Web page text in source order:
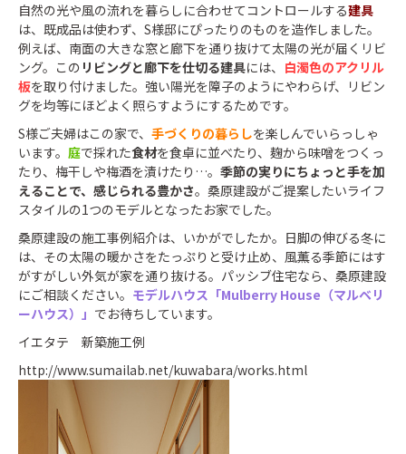
自然の光や風の流れを暮らしに合わせてコントロールする建具
は、既成品は使わず、S様邸にぴったりのものを造作しました。
例えば、南面の大きな窓と廊下を通り抜けて太陽の光が届くリビ
ング。この リビングと廊下を仕切る建具には、 白濁色のアクリル
板を取り付けました。強い陽光を障子のようにやわらげ、リビン
グを均等にほどよく照らすようにするためです。
S様ご夫婦はこの家で、 手づくりの暮らしを楽しんでいらっしゃ
います。 庭で採れた食材を食卓に並べたり、麹から味噌をつくっ
たり、梅干しや梅酒を漬けたり…。 季節の実りにちょっと手を加
えることで、感じられる豊かさ。桑原建設がご提案したいライフ
スタイルの1つのモデルとなったお家でした。
桑原建設の施工事例紹介は、いかがでしたか。日脚の伸びる冬に
は、その太陽の暖かさをたっぷりと受け止め、風薫る季節にはす
がすがしい外気が家を通り抜ける。パッシブ住宅なら、桑原建設
にご相談ください。 モデルハウス「Mulberry House（マルベリ
ーハウス）」 でお待ちしています。
イエタテ 新築施工例
http://www.sumailab.net/kuwabara/works.html